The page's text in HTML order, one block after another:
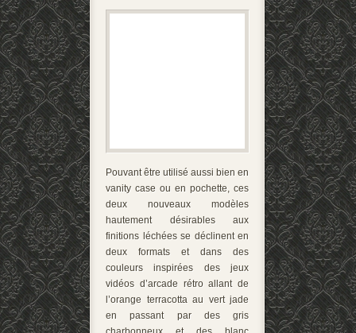
Pouvant être utilisé aussi bien en
vanity case ou en pochette, ces
deux nouveaux modèles
hautement désirables aux
finitions léchées se déclinent en
deux formats et dans des
couleurs inspirées des jeux
vidéos d’arcade rétro allant de
l’orange terracotta au vert jade
en passant par des gris